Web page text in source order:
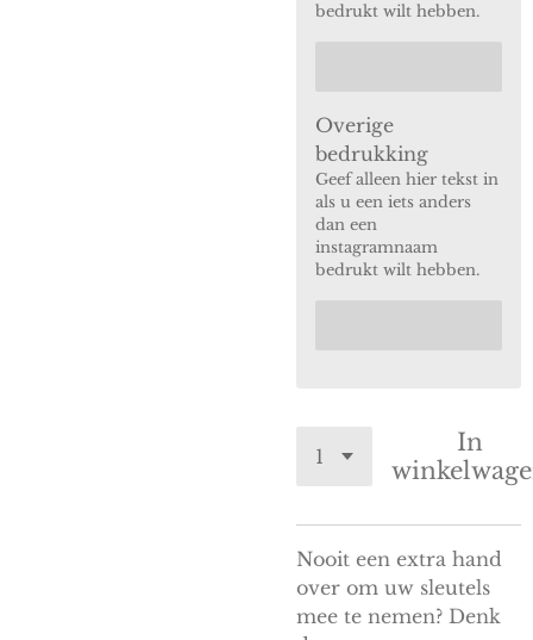
bedrukt wilt hebben.
Overige
bedrukking
Geef alleen hier tekst in
als u een iets anders
dan een
instagramnaam
bedrukt wilt hebben.
In
Nooit een extra hand
over om uw sleutels
mee te nemen? Denk